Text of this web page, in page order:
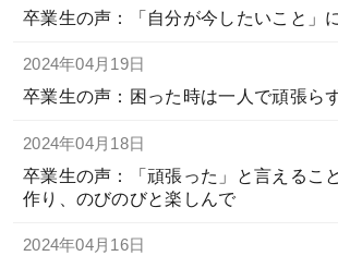
卒業生の声：「自分が今したいこと」
2024年04月19日
卒業生の声：困った時は一人で頑張ら
2024年04月18日
卒業生の声：「頑張った」と言えるこ
作り、のびのびと楽しんで
2024年04月16日